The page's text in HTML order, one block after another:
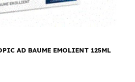
AD BAUME EMOLIENT 125ML